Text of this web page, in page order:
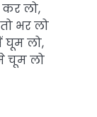
कर लो,
भर लो
घूम लो,
चूम लो